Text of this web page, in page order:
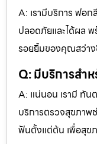
A: เรามีบริการ ฟอ
ปลอดภัยและได้ผล พ
รอยยิ้มของคุณสว่า
Q: มีบริการสำ
A: แน่นอน เรามี ทัน
บริการตรวจสุขภาพ
ฟันตั้งแต่ต้น เพื่อสุข